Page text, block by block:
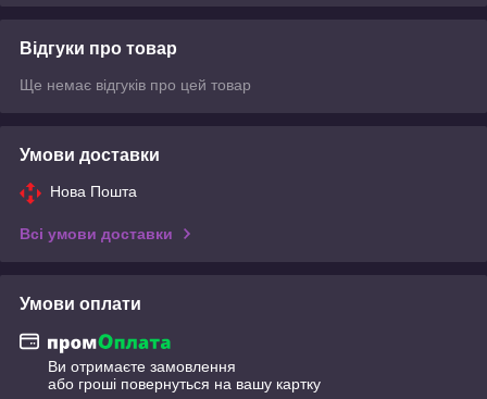
Відгуки про товар
Ще немає відгуків про цей товар
Умови доставки
Нова Пошта
Всі умови доставки
Умови оплати
Ви отримаєте замовлення
або гроші повернуться на вашу картку